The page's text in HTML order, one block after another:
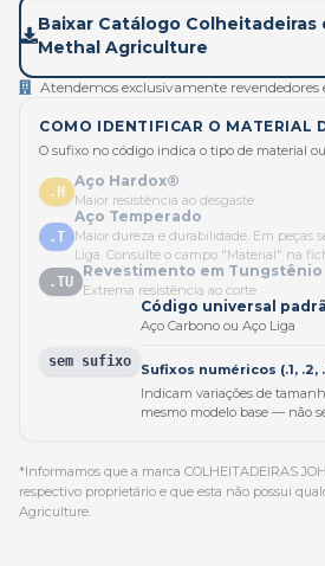
Baixar Catálogo Colheitadeiras
Methal Agriculture
Atendemos exclusivamente revendedores
COMO IDENTIFICAR O MATERIAL
O sufixo no código indica o tipo de material
.H
Aço Hardox®
Maior resistência ao desgaste
.T
Aço Temperado
Maior dureza e durabilidade. Em peças
Liga. Consulte o campo "Material" na
.TU
Revestimento em Tungstênio
Extrema resistência ao corte
sem sufixo
Código universal
Aço Carbono ou Aço Liga
Sufixos numéricos (.1, .2,
Indicam variações de
mesmo modelo base — não
*Informamos que a marca COLHEITADEIRAS
respectivo proprietário e que esta não possui
Agriculture.